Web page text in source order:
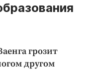
грозит
другом